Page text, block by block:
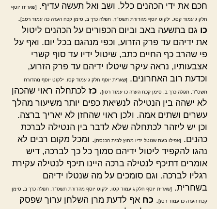
חכם את ידי הכהנים כלל. ושב ואל תעשה עדיף.
[שארית יוסף
חלק ג עמוד קסג. ילקוט יוסף מהדורת תשס"ד, תפלה כרך ב, סימן קכח הערה כה עמוד רסב].
כו גם בתשעה באב וביום הכפורים על הכהנים ליטול
את ידיהם עד פרק הזרוע, וכפי מנהגם בכל יום. ואף על
פי שהרב כף החיים כתב, שיטול ידיו עד סוף קשרי
אצבעותיו, נראה עיקר שיטלו ידיהם עד פרק הזרוע,
וכדעת רוב האחרונים.
[שארית יוסף חלק ג עמוד קסו. ילקוט יוסף מהדורת
תשס"ד, תפלה כרך ב, סימן קכח הערה כו עמוד רסו]. כז לכתחלה ראוי שהכהן
לא ישהה בין הנטילה לנשיאת כפים יותר משיעור מהלך
עשרים ושתים אמה. ולכן ראוי שהחזן לא יאריך ברצה.
וכן יש ליזהר לכתחלה שלא לדבר בין הנטילה לברכת
כהנים.
[אפילו בעת שנוטל ידיו מחוץ לבית הכנסת]. ומכל מקום רבים לא
נהגו להקפיד ליטול ידיהם סמוך כל כך לברכה, דיש
אומרים דתיכף לנטילה ברכה היינו תיכף לנטילה עקירת
רגליו לברכה. וגם סומכים על מה שנטלו ידיהם
בשחרית.
[שארית יוסף חלק ג עמוד קסו. ילקוט יוסף מהדורת תשס"ד, תפלה כרך ב, סימן
קכח הערה כז עמוד רסז]. כח אף לדעת מרן השלחן ערוך שפסק